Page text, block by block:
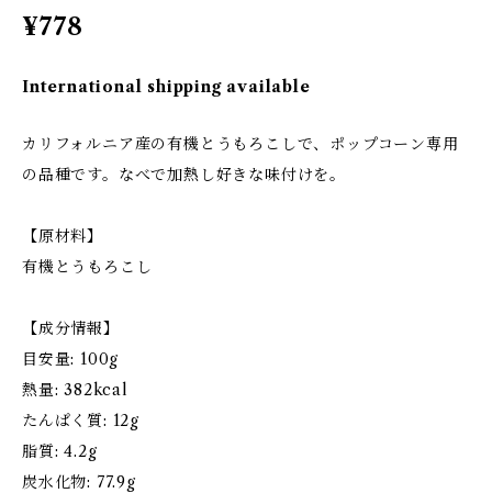
¥778
International shipping available
カリフォルニア産の有機とうもろこしで、ポップコーン専用
の品種です。なべで加熱し好きな味付けを。
【原材料】
有機とうもろこし
【成分情報】
目安量: 100g
熱量: 382kcal
たんぱく質: 12g
脂質: 4.2g
炭水化物: 77.9g